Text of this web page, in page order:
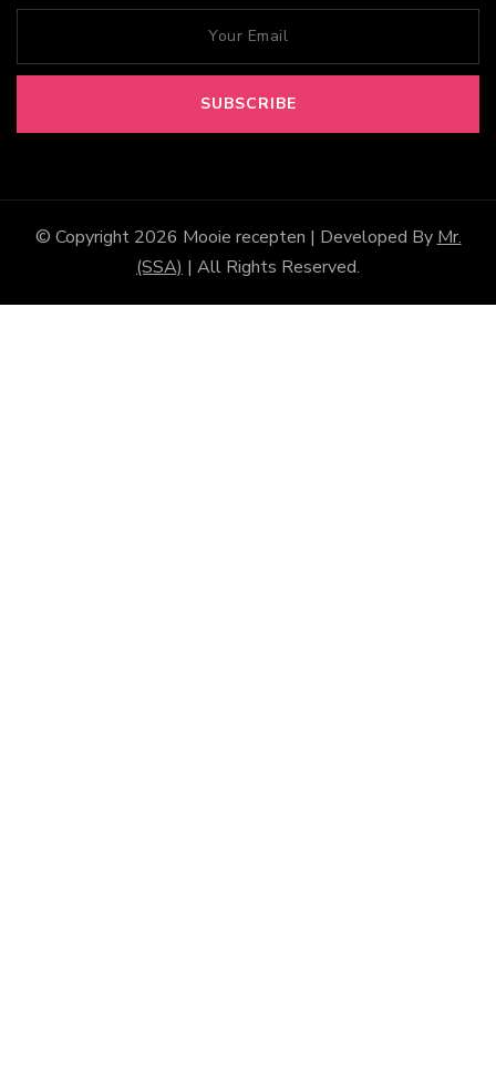
© Copyright 2026 Mooie recepten | Developed By Mr.
(SSA) | All Rights Reserved.